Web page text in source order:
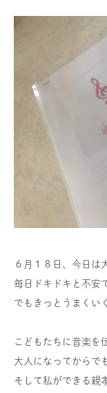
６月１８日、今日は
毎日ドキドキと不安
でもきっとうまくい
こどもたちに音楽を
大人になってからで
そして私ができる親